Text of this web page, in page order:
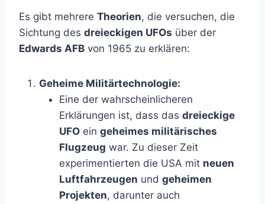
Es gibt mehrere Theorien, die versuchen, die
Sichtung des dreieckigen UFOs über der
Edwards AFB von 1965 zu erklären:
Geheime Militärtechnologie:
Eine der wahrscheinlicheren
Erklärungen ist, dass das dreieckige
UFO ein geheimes militärisches
Flugzeug war. Zu dieser Zeit
experimentierten die USA mit neuen
Luftfahrzeugen und geheimen
Projekten, darunter auch